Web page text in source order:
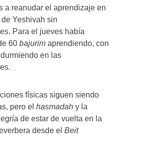
a reanudar el aprendizaje en
Yeshivah sin
Para el jueves había
60 bajurim aprendiendo, con
en las
físicas siguen siendo
pero el hasmadah y la
de estar de vuelta en la
desde el Beit